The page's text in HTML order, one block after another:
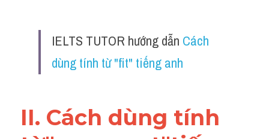
Verb
Cấu trúc câu
Report đề thi thật IELTS GENERAL
IELTS TUTOR hướng dẫn Cách
dùng tính từ "fit" tiếng anh
II. Cách dùng tính